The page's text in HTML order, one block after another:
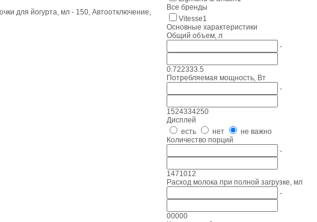
для йогурта, мл - 150, Автоотключение,
Все бренды
Vitesse1
Основные характеристики
Общий объем, л
-
0.722333.5
Потребляемая мощность, Вт
-
1524334250
Дисплей
есть
нет
не важно
Количество порций
-
1471012
Расход молока при полной загрузке, мл
-
00000